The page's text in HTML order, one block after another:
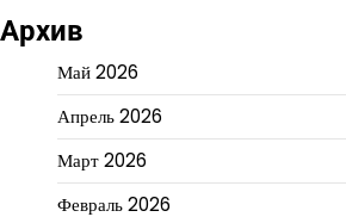
Архив
Май 2026
Апрель 2026
Март 2026
Февраль 2026